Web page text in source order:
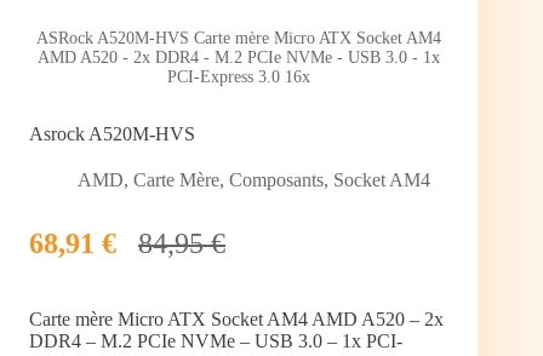
ASRock A520M-HVS Carte mère Micro ATX Socket AM4
AMD A520 - 2x DDR4 - M.2 PCIe NVMe - USB 3.0 - 1x
PCI-Express 3.0 16x
Asrock A520M-HVS
AMD, Carte Mère, Composants, Socket AM4
68,91 € 84,95 €
Carte mère Micro ATX Socket AM4 AMD A520 – 2x
DDR4 – M.2 PCIe NVMe – USB 3.0 – 1x PCI-